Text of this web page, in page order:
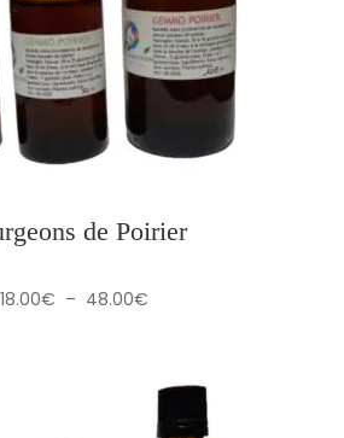
de Poirier
18.00€ – 48.00€Plage
48.00€